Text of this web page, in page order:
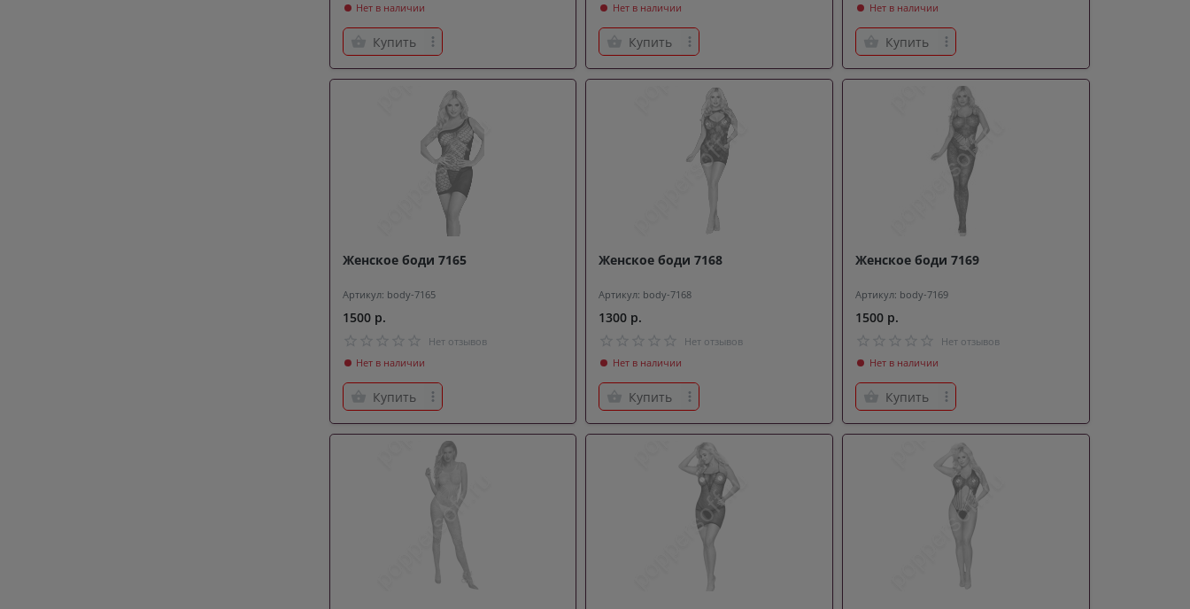
Нет в наличии
Купить
Нет в наличии
Купить
Нет в наличии
Купить
Женское боди 7165
Артикул: body-7165
1500 р.
Нет отзывов
Нет в наличии
Купить
Женское боди 7168
Артикул: body-7168
1300 р.
Нет отзывов
Нет в наличии
Купить
Женское боди 7169
Артикул: body-7169
1500 р.
Нет отзывов
Нет в наличии
Купить